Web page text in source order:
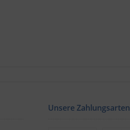
Unsere Zahlungsarten